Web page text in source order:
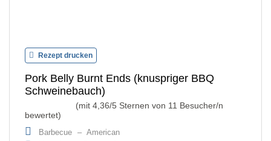
Rezept drucken
Pork Belly Burnt Ends (knuspriger BBQ
Schweinebauch)
(mit 4,36/5 Sternen von 11 Besucher/n
bewertet)
Barbecue – American